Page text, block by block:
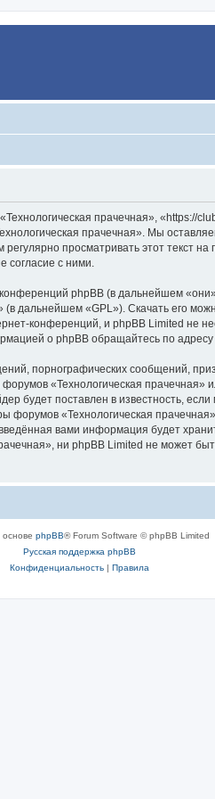
прачечная», «https://
прачечная». Мы
просматривать этот текст
согласие с ними.
phpBB (в дальнейшем
(в дальнейшем «GPL»). Скачать его
конференций, и phpBB Limited не
о phpBB обращайтесь по адресу
порнографических сообщений,
«Технологическая
будет поставлен в известность,
«Технологическая
вами информация будет
ни phpBB Limited не может
phpBB® Forum Software © phpBB Limited
Русская поддержка phpBB
Конфиденциальность| Правила